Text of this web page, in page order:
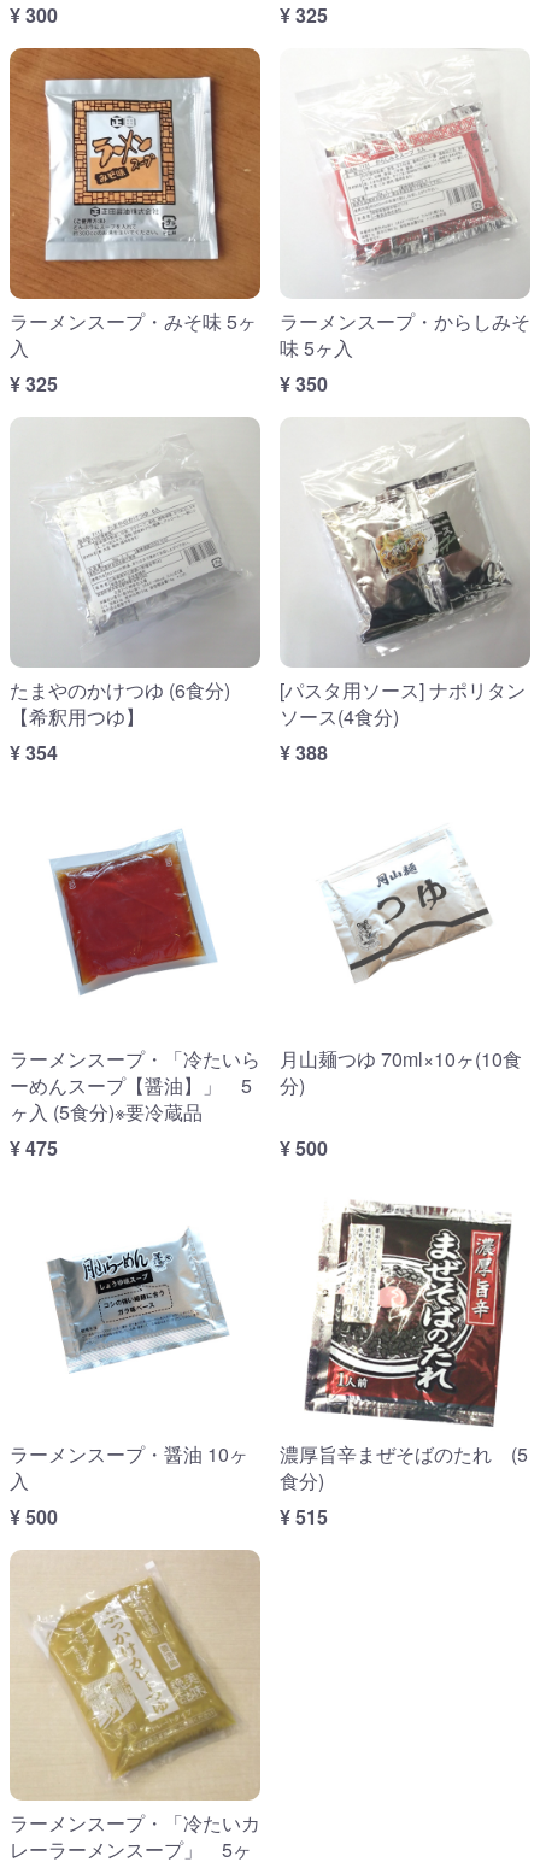
¥ 300
¥ 325
ラーメンスープ・みそ味 5ヶ
入
¥ 325
ラーメンスープ・からしみそ
味 5ヶ入
¥ 350
たまやのかけつゆ (6食分)
【希釈用つゆ】
¥ 354
[パスタ用ソース] ナポリタン
ソース(4食分)
¥ 388
ラーメンスープ・「冷たいら
ーめんスープ【醤油】」 5
ヶ入 (5食分)※要冷蔵品
¥ 475
月山麺つゆ 70ml×10ヶ(10食
分)
¥ 500
ラーメンスープ・醤油 10ヶ
入
¥ 500
濃厚旨辛まぜそばのたれ (5
食分)
¥ 515
ラーメンスープ・「冷たいカ
レーラーメンスープ」 5ヶ